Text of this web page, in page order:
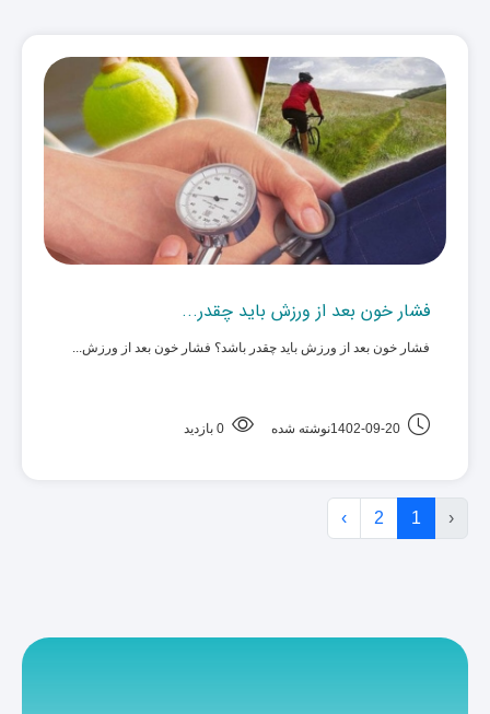
فشار خون بعد از ورزش باید چقدر...
فشار خون بعد از ورزش باید چقدر باشد؟ فشار خون بعد از ورزش... ‌
1402-09-20نوشته شده 0 بازدید
‹
1
2
›